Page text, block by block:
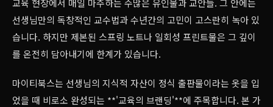
교육 현장에서 매일 마주하는 수많은 유인물과 교안들. 그 안에는
선생님만의 독창적인 교수법과 수년간의 고민이 고스란히 녹아 있
습니다. 하지만 제본된 스프링 노트나 일회성 프린트물은 그 깊이
를 온전히 담아내기에 한계가 있습니다.
마이티북스는 선생님의 지식적 자산이 정식 출판물이라는 옷을 입
었을 때 비로소 완성되는 **'교육의 브랜딩'**에 주목합니다. 본 가